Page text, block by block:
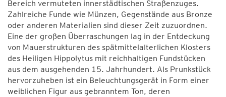
Bereich vermuteten innerstädtischen Straßenzuges.
Zahlreiche Funde wie Münzen, Gegenstände aus Bronze
oder anderen Materialien sind dieser Zeit zuzuordnen.
Eine der großen Überraschungen lag in der Entdeckung
von Mauerstrukturen des spätmittelalterlichen Klosters
des Heiligen Hippolytus mit reichhaltigen Fundstücken
aus dem ausgehenden 15. Jahrhundert. Als Prunkstück
hervorzuheben ist ein Beleuchtungsgerät in Form einer
weiblichen Figur aus gebranntem Ton, deren